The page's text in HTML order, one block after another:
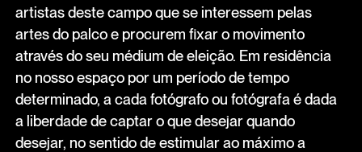
artistas deste campo que se interessem pelas
artes do palco e procurem fixar o movimento
através do seu médium de eleição. Em residência
no nosso espaço por um período de tempo
determinado, a cada fotógrafo ou fotógrafa é dada
a liberdade de captar o que desejar quando
desejar, no sentido de estimular ao máximo a